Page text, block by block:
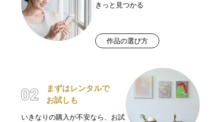
きっと見つかる
作品の選び方
まずはレンタルで
お試しも
いきなりの購入が不安なら、お試